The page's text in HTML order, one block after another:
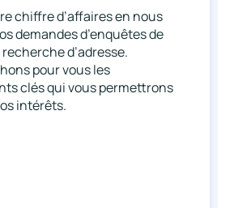
chiffre d’affaires en nous
demandes d’enquêtes de
d’adresse.
pour vous les
clés qui vous permettrons
intérêts.